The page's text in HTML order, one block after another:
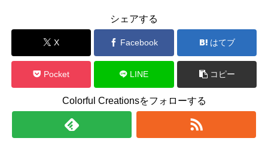
シェアする
X Facebook はてブ
Pocket LINE コピー
Colorful Creationsをフォローする